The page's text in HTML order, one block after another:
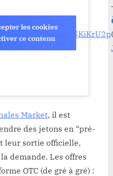
.
pic.twitter.com/U55KiKrU2p
les cookies
ce contenu
Market, il est
des jetons en “pré-
leur sortie officielle,
demande. Les offres
OTC (de gré à gré) :